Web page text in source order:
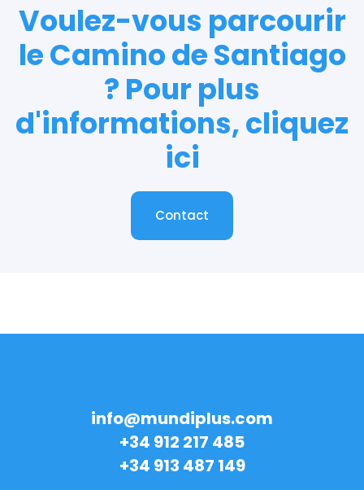
Voulez-vous parcourir
le Camino de Santiago
? Pour plus
d'informations, cliquez
ici
Contact
info@mundiplus.com
+34 912 217 485
+34 913 487 149